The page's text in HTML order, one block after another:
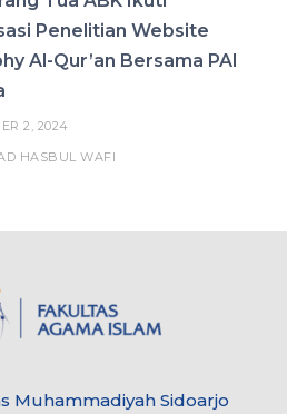
Penelitian Website
Al-Qur’an Bersama PAI
2, 2024
HASBUL WAFI
Muhammadiyah Sidoarjo